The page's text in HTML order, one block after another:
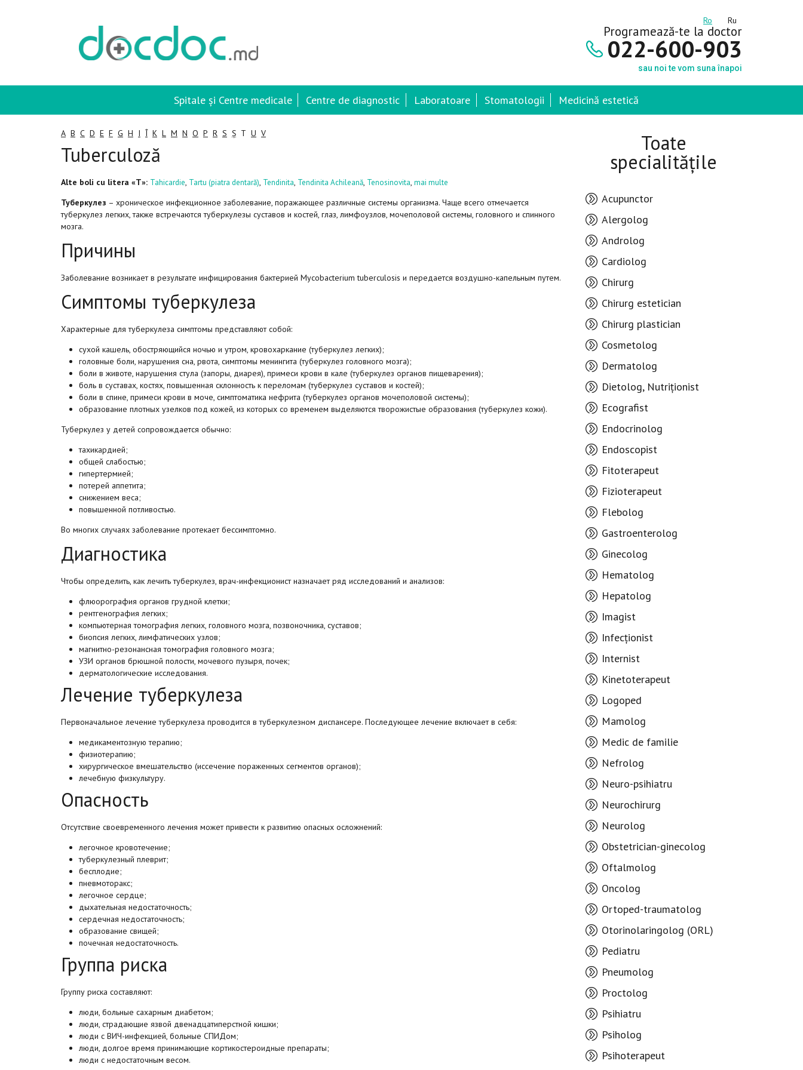
Ro Ru
Programează-te la doctor
022-600-903
sau noi te vom suna înapoi
Spitale și Centre medicale Centre de diagnostic Laboratoare Stomatologii Medicină estetică
A B C D E F G H I Î K L M N O P R S Ș T U V
Tuberculoză
Alte boli cu litera «T»: Tahicardie, Tartu (piatra dentară), Tendinita, Tendinita Achileană, Tenosinovita, mai multe
Туберкулез – хроническое инфекционное заболевание, поражающее различные системы организма. Чаще всего отмечается
туберкулез легких, также встречаются туберкулезы суставов и костей, глаз, лимфоузлов, мочеполовой системы, головного и спинного
мозга.
Причины
Заболевание возникает в результате инфицирования бактерией Mycobacterium tuberculosis и передается воздушно-капельным путем.
Симптомы туберкулеза
Характерные для туберкулеза симптомы представляют собой:
сухой кашель, обостряющийся ночью и утром, кровохаркание (туберкулез легких);
головные боли, нарушения сна, рвота, симптомы менингита (туберкулез головного мозга);
боли в животе, нарушения стула (запоры, диарея), примеси крови в кале (туберкулез органов пищеварения);
боль в суставах, костях, повышенная склонность к переломам (туберкулез суставов и костей);
боли в спине, примеси крови в моче, симптоматика нефрита (туберкулез органов мочеполовой системы);
образование плотных узелков под кожей, из которых со временем выделяются творожистые образования (туберкулез кожи).
Туберкулез у детей сопровождается обычно:
тахикардией;
общей слабостью;
гипертермией;
потерей аппетита;
снижением веса;
повышенной потливостью.
Во многих случаях заболевание протекает бессимптомно.
Диагностика
Чтобы определить, как лечить туберкулез, врач-инфекционист назначает ряд исследований и анализов:
флюорография органов грудной клетки;
рентгенография легких;
компьютерная томография легких, головного мозга, позвоночника, суставов;
биопсия легких, лимфатических узлов;
магнитно-резонансная томография головного мозга;
УЗИ органов брюшной полости, мочевого пузыря, почек;
дерматологические исследования.
Лечение туберкулеза
Первоначальное лечение туберкулеза проводится в туберкулезном диспансере. Последующее лечение включает в себя:
медикаментозную терапию;
физиотерапию;
хирургическое вмешательство (иссечение пораженных сегментов органов);
лечебную физкультуру.
Опасность
Отсутствие своевременного лечения может привести к развитию опасных осложнений:
легочное кровотечение;
туберкулезный плеврит;
бесплодие;
пневмоторакс;
легочное сердце;
дыхательная недостаточность;
сердечная недостаточность;
образование свищей;
почечная недостаточность.
Группа риска
Группу риска составляют:
люди, больные сахарным диабетом;
люди, страдающие язвой двенадцатиперстной кишки;
люди с ВИЧ-инфекцией, больные СПИДом;
люди, долгое время принимающие кортикостероидные препараты;
люди с недостаточным весом.
Toate
specialitățile
Acupunctor
Alergolog
Androlog
Cardiolog
Chirurg
Chirurg estetician
Chirurg plastician
Cosmetolog
Dermatolog
Dietolog, Nutriționist
Ecografist
Endocrinolog
Endoscopist
Fitoterapeut
Fizioterapeut
Flebolog
Gastroenterolog
Ginecolog
Hematolog
Hepatolog
Imagist
Infecționist
Internist
Kinetoterapeut
Logoped
Mamolog
Medic de familie
Nefrolog
Neuro-psihiatru
Neurochirurg
Neurolog
Obstetrician-ginecolog
Oftalmolog
Oncolog
Ortoped-traumatolog
Otorinolaringolog (ORL)
Pediatru
Pneumolog
Proctolog
Psihiatru
Psiholog
Psihoterapeut